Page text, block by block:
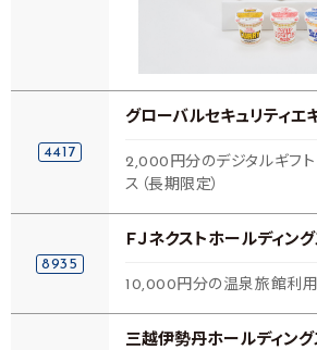
4417
グローバルセキュリティエ
2,000円分のデジタルギフト
ス（長期限定）
8935
ＦＪネクストホールディン
10,000円分の温泉旅館利
三越伊勢丹ホールディング